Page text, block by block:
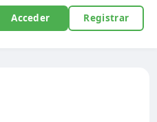
Acceder Registrar